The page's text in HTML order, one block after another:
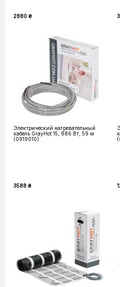
2880 ₴
Электрический нагревательный
кабель GrayHot 15, 886 Вт, 59 м
(0919010)
3588 ₴